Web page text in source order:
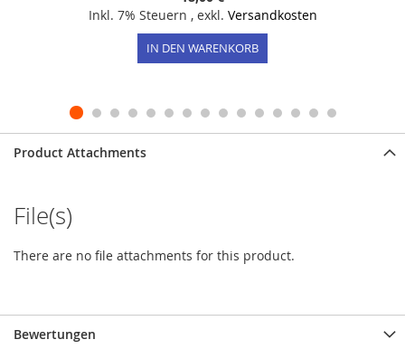
Inkl. 7% Steuern , exkl. Versandkosten
IN DEN WARENKORB
Product Attachments
File(s)
There are no file attachments for this product.
Bewertungen